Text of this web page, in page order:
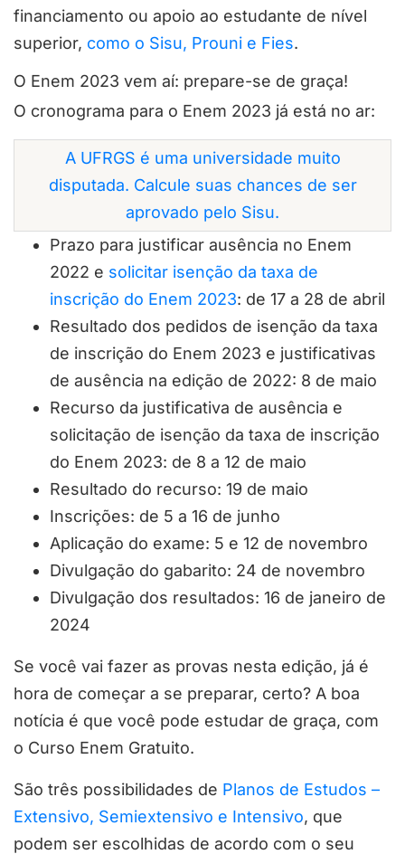
financiamento ou apoio ao estudante de nível
superior, como o Sisu, Prouni e Fies.
O Enem 2023 vem aí: prepare-se de graça!
O cronograma para o Enem 2023 já está no ar:
A UFRGS é uma universidade muito
disputada. Calcule suas chances de ser
aprovado pelo Sisu.
Prazo para justificar ausência no Enem
2022 e solicitar isenção da taxa de
inscrição do Enem 2023: de 17 a 28 de abril
Resultado dos pedidos de isenção da taxa
de inscrição do Enem 2023 e justificativas
de ausência na edição de 2022: 8 de maio
Recurso da justificativa de ausência e
solicitação de isenção da taxa de inscrição
do Enem 2023: de 8 a 12 de maio
Resultado do recurso: 19 de maio
Inscrições: de 5 a 16 de junho
Aplicação do exame: 5 e 12 de novembro
Divulgação do gabarito: 24 de novembro
Divulgação dos resultados: 16 de janeiro de
2024
Se você vai fazer as provas nesta edição, já é
hora de começar a se preparar, certo? A boa
notícia é que você pode estudar de graça, com
o Curso Enem Gratuito.
São três possibilidades de Planos de Estudos –
Extensivo, Semiextensivo e Intensivo, que
podem ser escolhidas de acordo com o seu